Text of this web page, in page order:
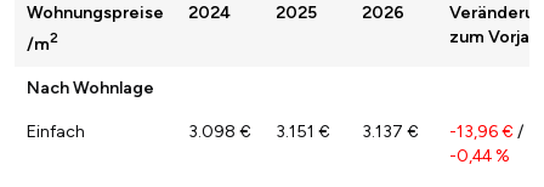
Wohnungspreise
/m2
2024 2025 2026
zum Vorjahr
Nach Wohnlage
Einfach 3.098 € 3.151 € 3.137 € -13,96 € /
-0,44 %